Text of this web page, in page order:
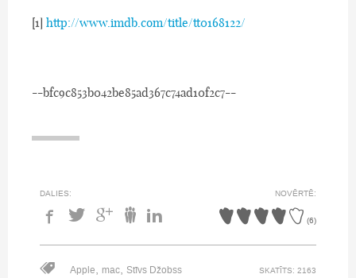
[1] http://www.imdb.com/title/tt0168122/
--bfc9c853b042be85ad367c74ad10f2c7--
DALIES: NOVĒRTĒ:
(6)
Apple, mac, Stīvs Džobss SKATĪTS: 2163